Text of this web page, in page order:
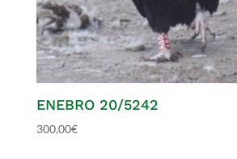
ENEBRO 20/5242
300,00€